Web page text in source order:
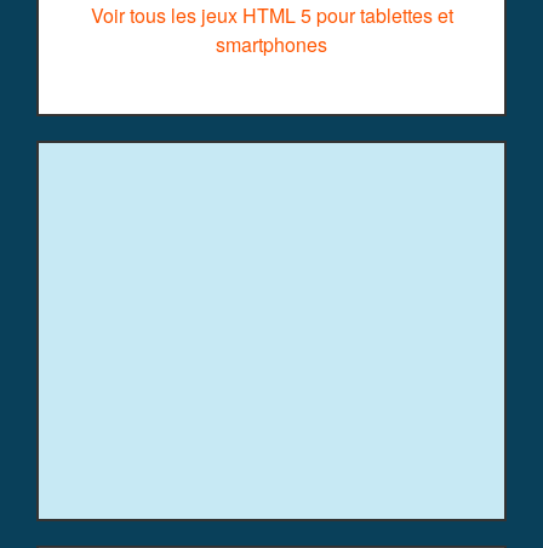
Voir tous les jeux HTML 5 pour tablettes et
smartphones